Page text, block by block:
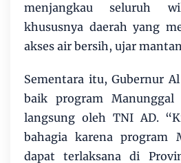
menjangkau seluruh
khususnya daerah yang
akses air bersih, ujar
Sementara itu, Gubernur
baik program
langsung oleh TNI AD.
bahagia karena program
dapat terlaksana di